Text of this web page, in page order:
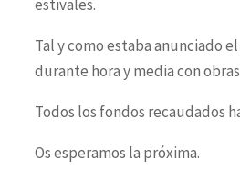
estivales.
Tal y como estaba anunciado
durante hora y media con
Todos los fondos recaudados
Os esperamos la próxima.